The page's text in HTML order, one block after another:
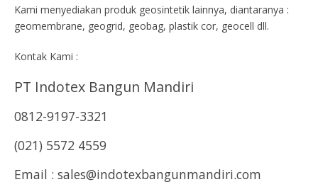
Kami menyediakan produk geosintetik lainnya, diantaranya :
geomembrane, geogrid, geobag, plastik cor, geocell dll.
Kontak Kami :
PT Indotex Bangun Mandiri
0812-9197-3321
(021) 5572 4559
Email : sales@indotexbangunmandiri.com